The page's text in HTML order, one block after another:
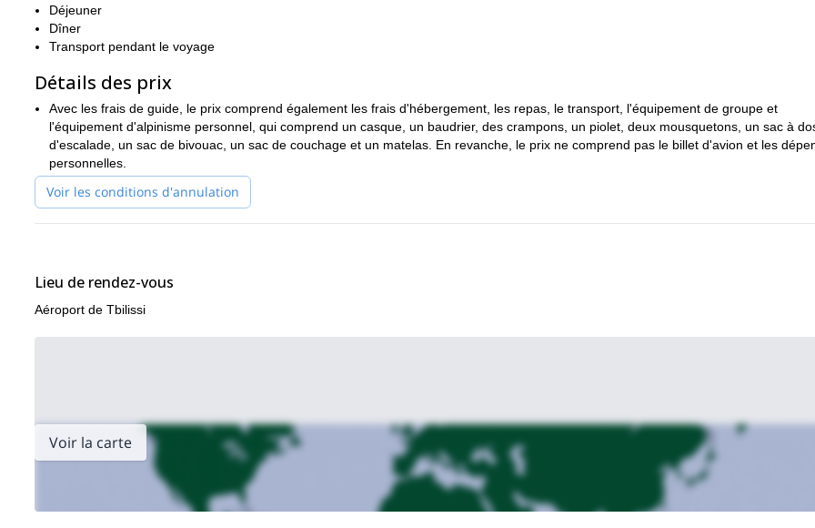
Je dirige également un
Déjeuner
Dîner
Transport pendant le voyage
Détails des prix
Avec les frais de guide, le prix comprend également les frais d'hébergement, les repas, le transport, l'équipement de groupe et
l'équipement d'alpinisme personnel, qui comprend un casque, un baudrier, des crampons, un piolet, deux mousquetons, un sac à
d'escalade, un sac de bivouac, un sac de couchage et un matelas. En revanche, le prix ne comprend pas le billet d'avion et les
personnelles.
Voir les conditions d'annulation
Lieu de rendez-vous
Aéroport de Tbilissi
Voir la carte